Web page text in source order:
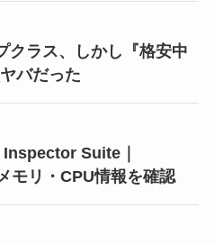
クラス、しかし『格安中
バだった
Inspector Suite｜
モリ・CPU情報を確認